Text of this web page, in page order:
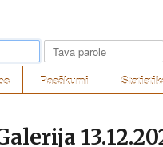
Pasākumi